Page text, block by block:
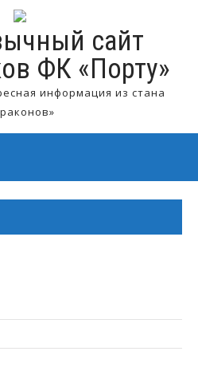
сайт
ФК «Порту»
информация из стана